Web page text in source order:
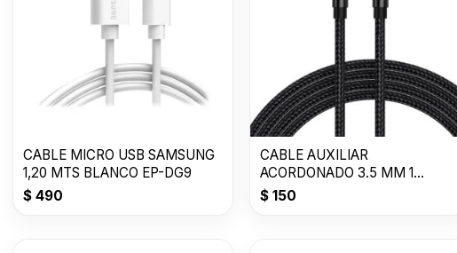
CABLE MICRO USB SAMSUNG
1,20 MTS BLANCO EP-DG9
$ 490
CABLE AUXILIAR
ACORDONADO 3.5 MM 1
METRO
$150